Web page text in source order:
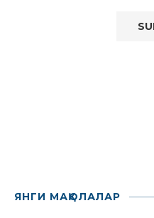
ЯНГИ МАҚОЛАЛАР